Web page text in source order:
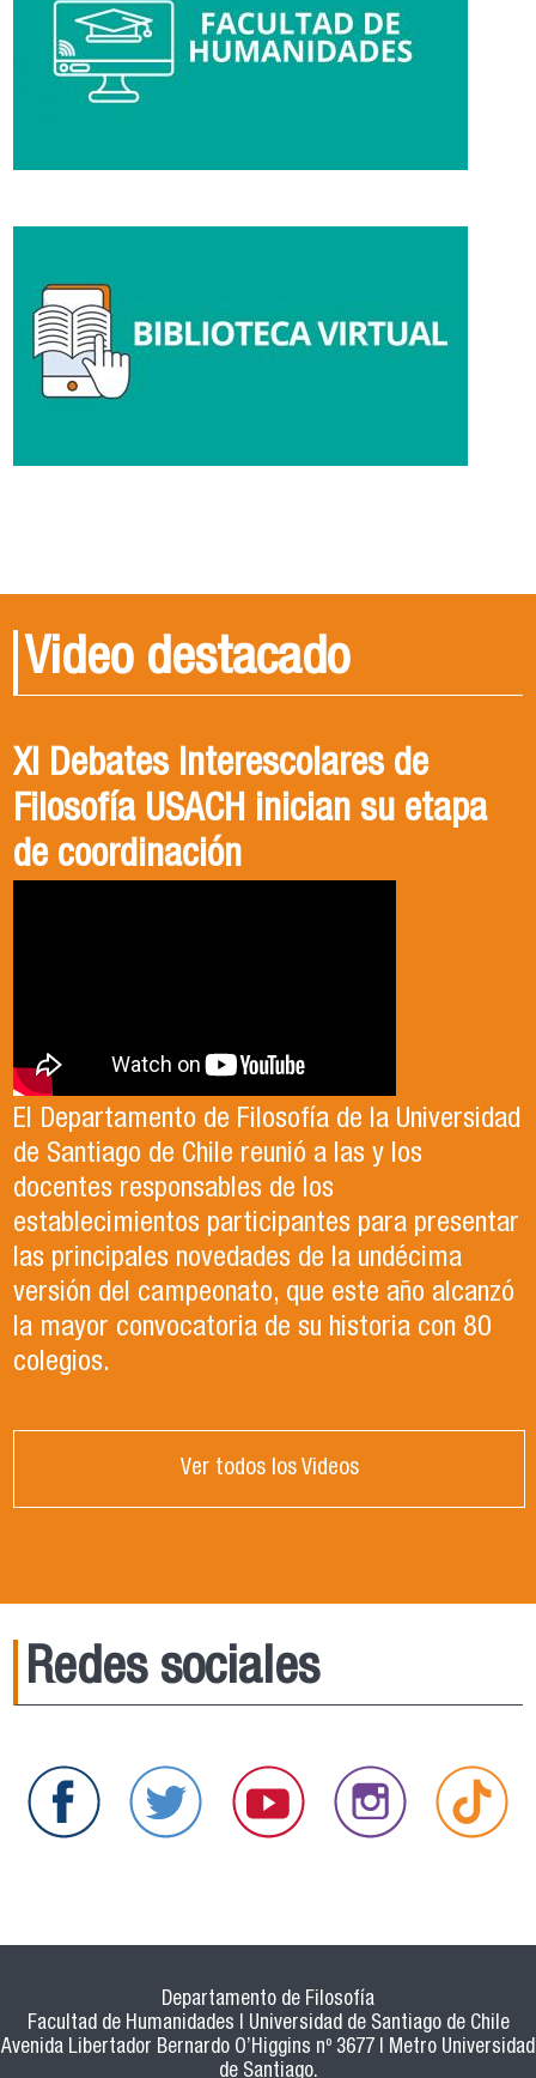
Video destacado
XI Debates Interescolares de
Filosofía USACH inician su etapa
de coordinación
El Departamento de Filosofía de la Universidad
de Santiago de Chile reunió a las y los
docentes responsables de los
establecimientos participantes para presentar
las principales novedades de la undécima
versión del campeonato, que este año alcanzó
la mayor convocatoria de su historia con 80
colegios.
Ver todos los Videos
Redes sociales
Departamento de Filosofía
Facultad de Humanidades | Universidad de Santiago de Chile
Avenida Libertador Bernardo O’Higgins nº 3677 | Metro Universidad
de Santiago.